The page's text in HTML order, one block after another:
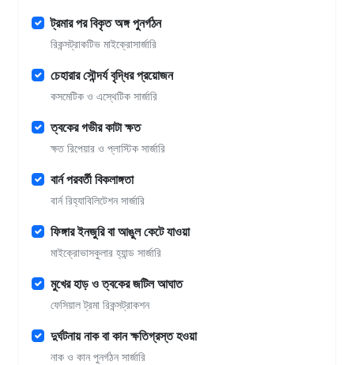
ট্রমার পর বিকৃত অঙ্গ পুনর্গঠন
রিকন্সট্রাকটিভ মাইক্রোসার্জারি
চেহারার সৌন্দর্য বৃদ্ধির প্রয়োজন
কসমেটিক ও এস্থেটিক সার্জারি
ত্বকের গভীর কাটা ক্ষত
ক্ষত রিপেয়ার ও প্লাস্টিক সার্জারি
বার্ন পরবর্তী বিকলাঙ্গতা
বার্ন রিহ্যাবিলিটেশন সার্জারি
ফিঙ্গার ইনজুরি বা আঙুল কেটে যাওয়া
মাইক্রোভাসকুলার হ্যান্ড সার্জারি
মুখের হাড় ও ত্বকের জটিল আঘাত
ফেসিয়াল ট্রমা রিকন্সট্রাকশন
দুর্ঘটনায় নাক বা কান ক্ষতিগ্রস্ত হওয়া
নাক ও কান পুনর্গঠন সার্জারি